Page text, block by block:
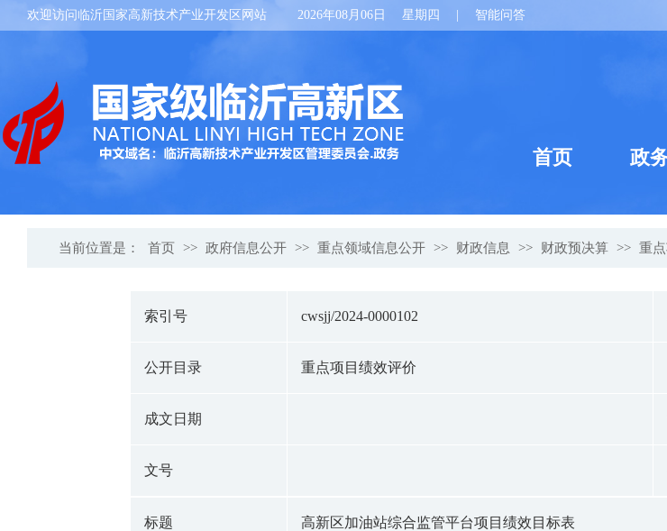
欢迎访问临沂国家高新技术产业开发区网站 2026年08月06日 星期四 智能问答
首页 政
当前位置是： 首页 >> 政府信息公开 >> 重点领域信息公开 >> 财政信息 >> 财政预决算 >> 重
索引号 cwsjj/2024-0000102
公开目录 重点项目绩效评价
成文日期
文号
标题 高新区加油站综合监管平台项目绩效目标表